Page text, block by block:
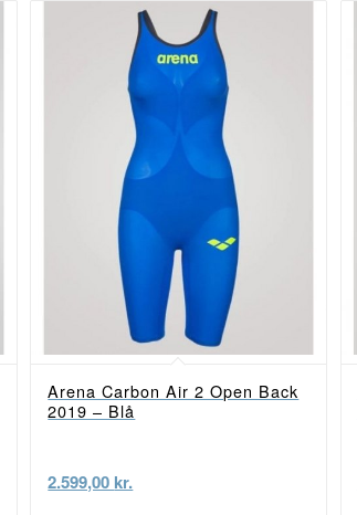
Arena Carbon Air 2 Open Back
2019 – Blå
2.599,00 kr.